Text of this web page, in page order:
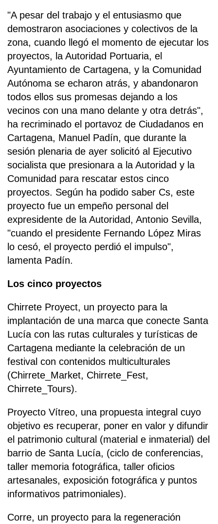
"A pesar del trabajo y el entusiasmo que
demostraron asociaciones y colectivos de la
zona, cuando llegó el momento de ejecutar los
proyectos, la Autoridad Portuaria, el
Ayuntamiento de Cartagena, y la Comunidad
Autónoma se echaron atrás, y abandonaron
todos ellos sus promesas dejando a los
vecinos con una mano delante y otra detrás",
ha recriminado el portavoz de Ciudadanos en
Cartagena, Manuel Padín, que durante la
sesión plenaria de ayer solicitó al Ejecutivo
socialista que presionara a la Autoridad y la
Comunidad para rescatar estos cinco
proyectos. Según ha podido saber Cs, este
proyecto fue un empeño personal del
expresidente de la Autoridad, Antonio Sevilla,
"cuando el presidente Fernando López Miras
lo cesó, el proyecto perdió el impulso",
lamenta Padín.
Los cinco proyectos
Chirrete Proyect, un proyecto para la
implantación de una marca que conecte Santa
Lucía con las rutas culturales y turísticas de
Cartagena mediante la celebración de un
festival con contenidos multiculturales
(Chirrete_Market, Chirrete_Fest,
Chirrete_Tours).
Proyecto Vítreo, una propuesta integral cuyo
objetivo es recuperar, poner en valor y difundir
el patrimonio cultural (material e inmaterial) del
barrio de Santa Lucía, (ciclo de conferencias,
taller memoria fotográfica, taller oficios
artesanales, exposición fotográfica y puntos
informativos patrimoniales).
Corre, un proyecto para la regeneración